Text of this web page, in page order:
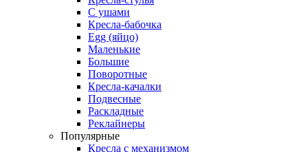
С ушами
Кресла-бабочка
Egg (яйцо)
Маленькие
Большие
Поворотные
Кресла-качалки
Подвесные
Раскладные
Реклайнеры
Популярные
Кресла с механизмом